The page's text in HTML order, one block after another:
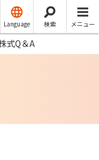
Language 検索 メニュー
式Q＆A